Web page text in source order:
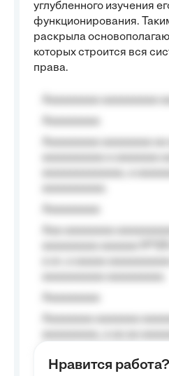
углубленного изучения
функционирования.
раскрыла
которых строится вся
права.
Aaaaaaaaa
Нравится работа?